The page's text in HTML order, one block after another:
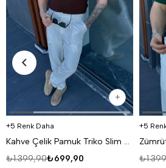
5 Renk Daha
Kahve Çelik Pamuk Triko Slim Fit SNZ 7281
₺699,90
₺1.399,90
5